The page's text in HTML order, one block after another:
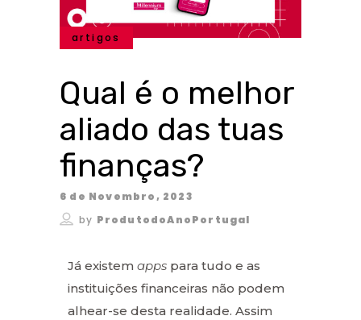
artigos
Qual é o melhor
aliado das tuas
finanças?
6 de Novembro, 2023
by ProdutodoAnoPortugal
Já existem apps para tudo e as
instituições financeiras não podem
alhear-se desta realidade. Assim